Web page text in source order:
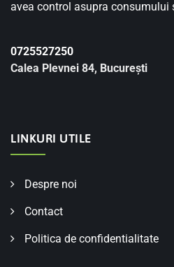
avea control asupra consumului
0725527250
Calea Plevnei 84, București
LINKURI UTILE
Despre noi
Contact
Politica de confidentialitate